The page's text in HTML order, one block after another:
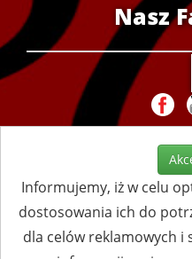
Nasz
Informujemy, iż w celu
dostosowania ich do
dla celów reklamowych i